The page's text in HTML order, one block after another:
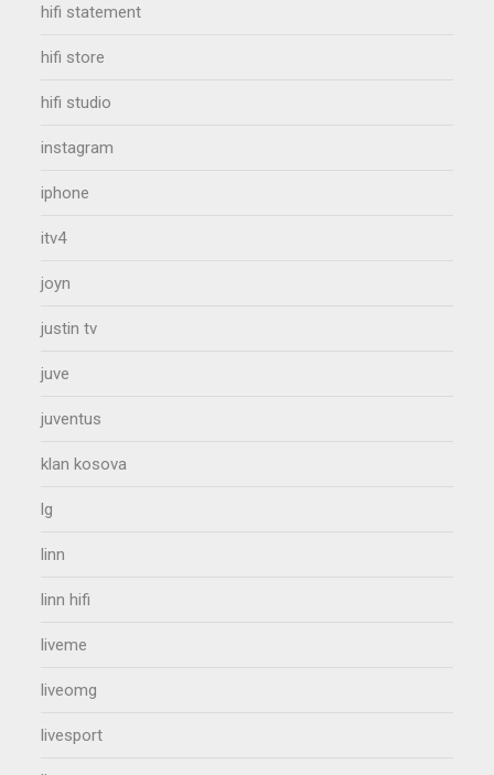
hifi statement
hifi store
hifi studio
instagram
iphone
itv4
joyn
justin tv
juve
juventus
klan kosova
lg
linn
linn hifi
liveme
liveomg
livesport